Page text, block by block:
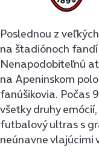
Poslednou z
na štadiónoch fandí
Nenapodobiteľnú
na Apeninskom
fanúšikovia. Počas
všetky druhy
futbalový ultras s
neúnavne vlajúcimi